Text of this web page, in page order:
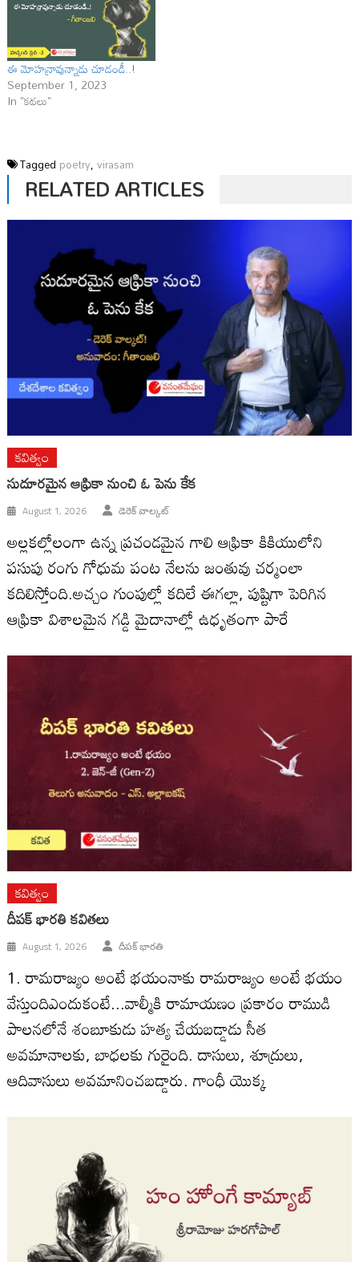
ఈ మోహన్రావున్నాడు చూడండీ..!
September 1, 2023
In "కథలు"
Tagged poetry,virasam
RELATED ARTICLES
కవిత్వం
సుదూరమైన ఆఫ్రికా నుంచి ఓ పెను కేక
August 1, 2026 డెరెక్ వాల్కట్
అల్లకల్లోలంగా ఉన్న ప్రచండమైన గాలి ఆఫ్రికా కికియులోని
పసుపు రంగు గోధుమ పంట నేలను జంతువు చర్మంలా
కదిలిస్తోంది.అచ్చం గుంపుల్లో కదిలే ఈగల్లా, పుష్టిగా పెరిగిన
ఆఫ్రికా విశాలమైన గడ్డి మైదానాల్లో ఉధృతంగా పారే
కవిత్వం
దీపక్ భారతి కవితలు
August 1, 2026 దీపక్ భారతి
1. రామరాజ్యం అంటే భయంనాకు రామరాజ్యం అంటే భయం
వేస్తుందిఎందుకంటే...వాల్మీకి రామాయణం ప్రకారం రాముడి
పాలనలోనే శంబూకుడు హత్య చేయబడ్డాడు సీత
అవమానాలకు, బాధలకు గురైంది. దాసులు, శూద్రులు,
ఆదివాసులు అవమానించబడ్డారు. గాంధీ యొక్క